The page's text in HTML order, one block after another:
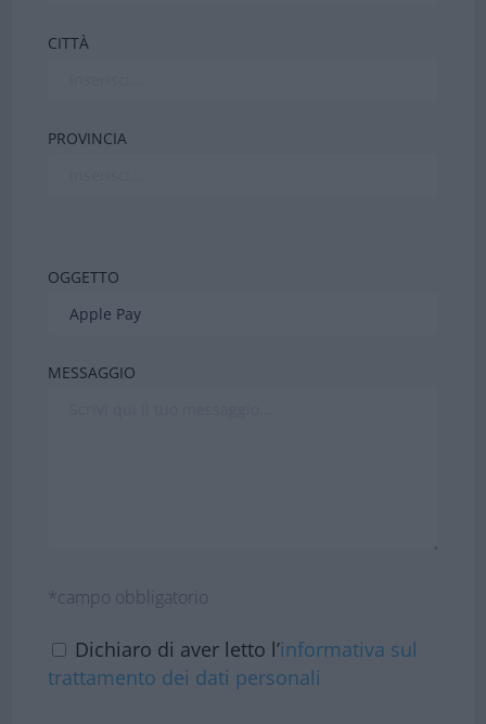
CITTÀ
PROVINCIA
OGGETTO
MESSAGGIO
*campo obbligatorio
Dichiaro di aver letto l’informativa sul
trattamento dei dati personali